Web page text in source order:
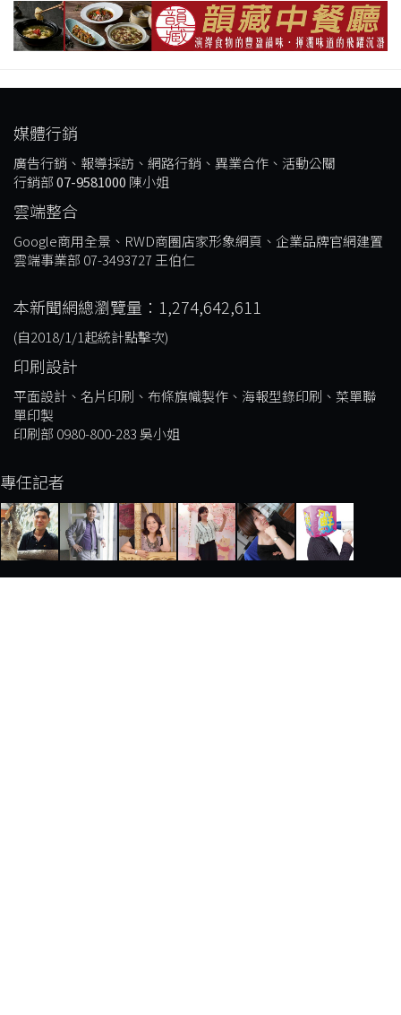
媒體行銷
廣告行銷、報導採訪、網路行銷、異業合作、活動公關
行銷部07-9581000 陳小姐
雲端整合
Google商用全景、RWD商圈店家形象網頁、企業品牌官網建置
雲端事業部 07-3493727 王伯仁
本新聞網總瀏覽量：1,274,642,611
(自2018/1/1起統計點擊次)
印刷設計
平面設計、名片印刷、布條旗幟製作、海報型錄印刷、菜單聯
單印製
印刷部 0980-800-283 吳小姐
專任記者